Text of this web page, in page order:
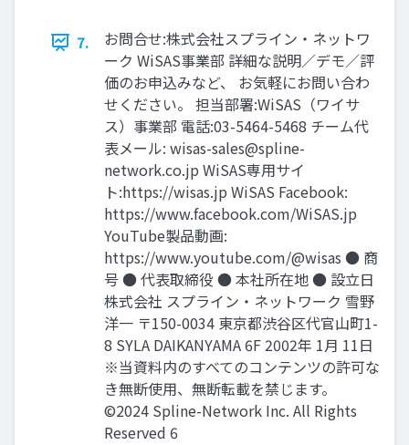
7.
お問合せ:株式会社スプライン・ネットワ
ーク WiSAS事業部 詳細な説明／デモ／評
価のお申込みなど、 お気軽にお問い合わ
せください。 担当部署:WiSAS（ワイサ
ス）事業部 電話:03-5464-5468 チーム代
表メール: wisas-sales@spline-
network.co.jp WiSAS専用サイ
ト:https://wisas.jp WiSAS Facebook:
https://www.facebook.com/WiSAS.jp
YouTube製品動画:
https://www.youtube.com/@wisas ● 商
号 ● 代表取締役 ● 本社所在地 ● 設立日
株式会社 スプライン・ネットワーク 雪野
洋一 〒150-0034 東京都渋谷区代官山町1-
8 SYLA DAIKANYAMA 6F 2002年 1月 11日
※当資料内のすべてのコンテンツの許可な
き無断使用、無断転載を禁じます。
©2024 Spline-Network Inc. All Rights
Reserved 6